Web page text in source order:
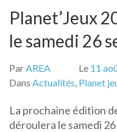
Planet’Jeux
le samedi 26
ParAREA Le 11
Dans Actualités, Planet
La prochaine édition
déroulera le samedi